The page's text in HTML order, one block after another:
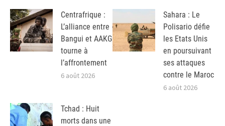
Centrafrique :
L’alliance entre
Bangui et AAKG
tourne à
l’affrontement
6 août 2026
Sahara : Le
Polisario défie
les Etats Unis
en poursuivant
ses attaques
contre le Maroc
6 août 2026
Tchad : Huit
morts dans une